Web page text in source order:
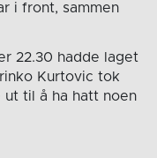
i front, sammen
22.30 hadde laget
Kurtovic tok
ut til å ha hatt noen